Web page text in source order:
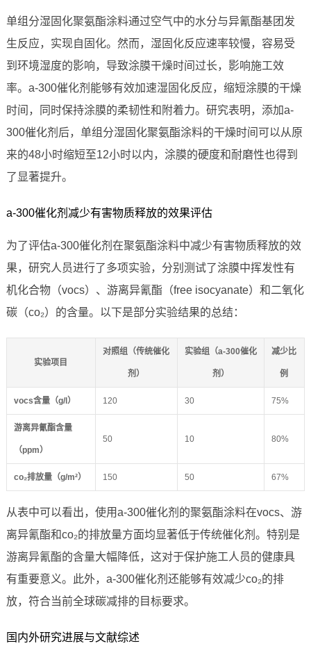
单组分湿固化聚氨酯涂料通过空气中的水分与异氰酯基团发
生反应，实现自固化。然而，湿固化反应速率较慢，容易受
到环境湿度的影响，导致涂膜干燥时间过长，影响施工效
率。a-300催化剂能够有效加速湿固化反应，缩短涂膜的干燥
时间，同时保持涂膜的柔韧性和附着力。研究表明，添加a-
300催化剂后，单组分湿固化聚氨酯涂料的干燥时间可以从原
来的48小时缩短至12小时以内，涂膜的硬度和耐磨性也得到
了显著提升。
a-300催化剂减少有害物质释放的效果评估
为了评估a-300催化剂在聚氨酯涂料中减少有害物质释放的效
果，研究人员进行了多项实验，分别测试了涂膜中挥发性有
机化合物（vocs）、游离异氰酯（free isocyanate）和二氧化
碳（co₂）的含量。以下是部分实验结果的总结：
实验项目
对照组（传统催化
剂）
实验组（a-300催化
剂）
减少比
例
vocs含量（g/l） 120 30 75%
游离异氰酯含量
（ppm）
50 10 80%
co₂排放量（g/m²） 150 50 67%
从表中可以看出，使用a-300催化剂的聚氨酯涂料在vocs、游
离异氰酯和co₂的排放量方面均显著低于传统催化剂。特别是
游离异氰酯的含量大幅降低，这对于保护施工人员的健康具
有重要意义。此外，a-300催化剂还能够有效减少co₂的排
放，符合当前全球碳减排的目标要求。
国内外研究进展与文献综述